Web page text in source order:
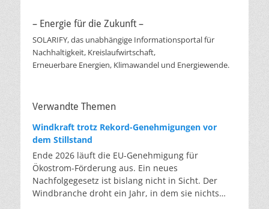
– Energie für die Zukunft –
SOLARIFY, das unabhängige Informationsportal für
Nachhaltigkeit, Kreislaufwirtschaft,
Erneuerbare Energien, Klimawandel und Energiewende.
Verwandte Themen
Windkraft trotz Rekord-Genehmigungen vor
dem Stillstand
Ende 2026 läuft die EU-Genehmigung für
Ökostrom-Förderung aus. Ein neues
Nachfolgegesetz ist bislang nicht in Sicht. Der
Windbranche droht ein Jahr, in dem sie nichts